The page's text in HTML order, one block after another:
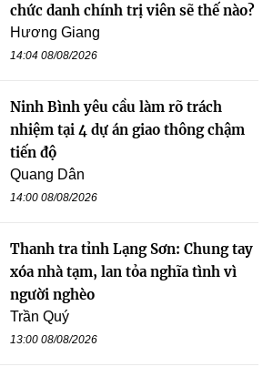
chức danh chính trị viên sẽ thế nào?
Hương Giang
14:04 08/08/2026
Ninh Bình yêu cầu làm rõ trách
nhiệm tại 4 dự án giao thông chậm
tiến độ
Quang Dân
14:00 08/08/2026
Thanh tra tỉnh Lạng Sơn: Chung tay
xóa nhà tạm, lan tỏa nghĩa tình vì
người nghèo
Trần Quý
13:00 08/08/2026